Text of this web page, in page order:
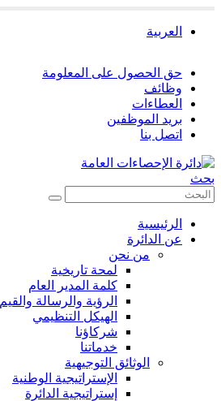
العربية
حق الحصول على المعلومة
وظائف
العطاءات
بريد الموظفين
اتصل بنا
بحث
الرئيسية
عن الدائرة
من نحن
لمحة تاريخية
كلمة المدير العام
الرؤية والرسالة والقيم
الهيكل التنظيمي
شركاؤنا
خدماتنا
الوثائق التوجيهية
الإستراتيجية الوطنية
إستراتيجية الدائرة